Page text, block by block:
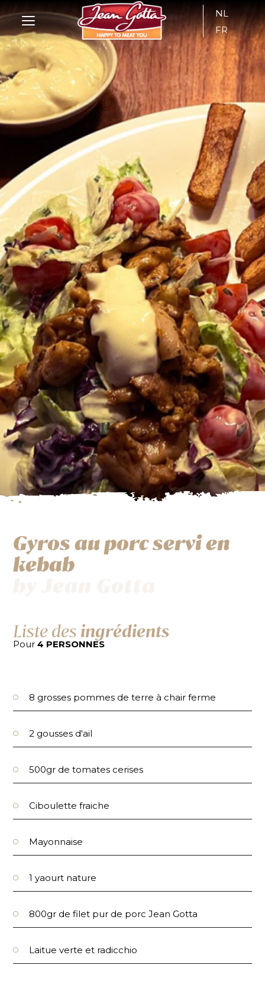
NL
FR
Gyros au porc servi en
kebab
Liste des ingrédients
Pour4 PERSONNES
8 grosses pommes de terre à chair ferme
2 gousses d'ail
500gr de tomates cerises
Ciboulette fraiche
Mayonnaise
1 yaourt nature
800gr de filet pur de porc Jean Gotta
Laitue verte et radicchio